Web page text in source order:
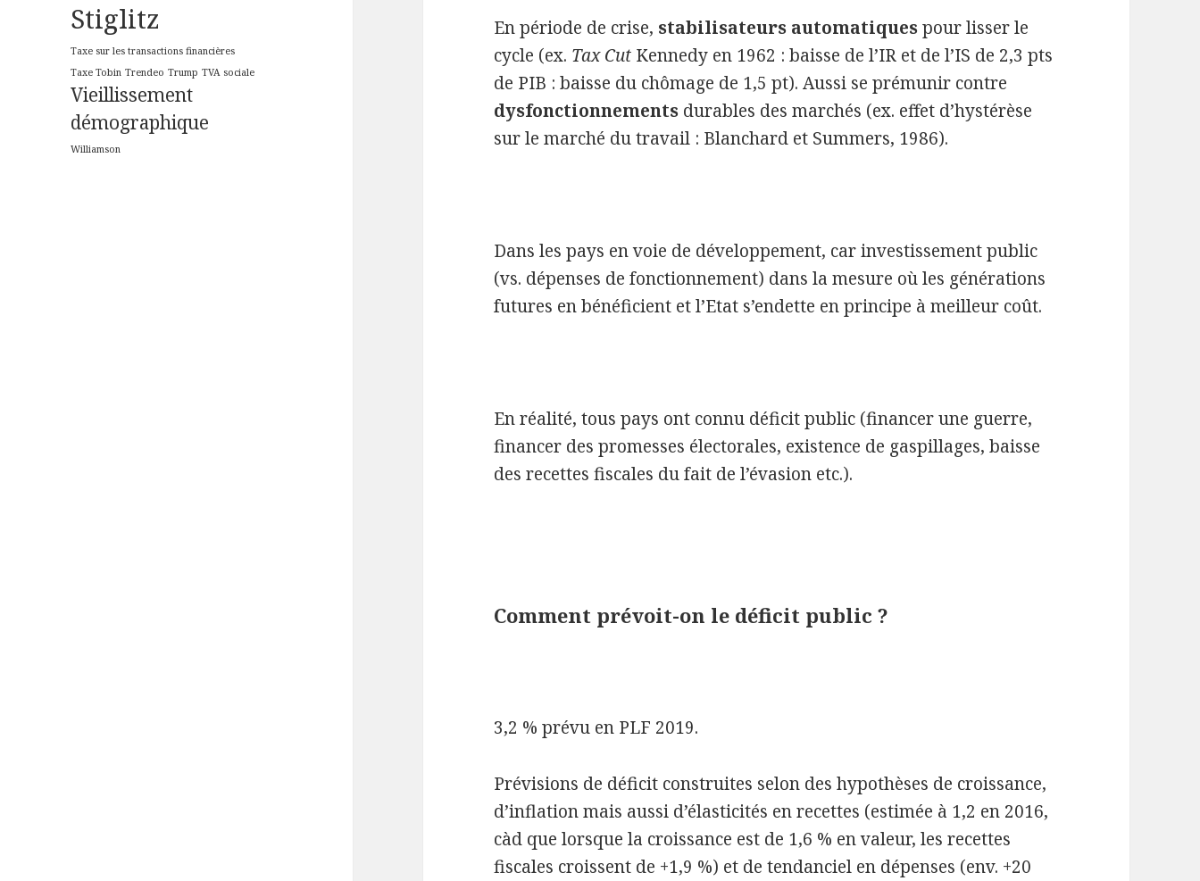
Stiglitz
Taxe sur les transactions financières
Taxe Tobin Trendeo Trump TVA sociale
Vieillissement
démographique
Williamson
En période de crise, stabilisateurs automatiquespour lisser le
cycle (ex. Tax Cut Kennedy en 1962 : baisse de l’IR et de l’IS de 2,3 pts
de PIB : baisse du chômage de 1,5 pt). Aussi se prémunir contre
dysfonctionnements durables des marchés (ex. effet d’hystérèse
sur le marché du travail : Blanchard et Summers, 1986).
Dans les pays en voie de développement, car investissement public
(vs. dépenses de fonctionnement) dans la mesure où les générations
futures en bénéficient et l’Etat s’endette en principe à meilleur coût.
En réalité, tous pays ont connu déficit public (financer une guerre,
financer des promesses électorales, existence de gaspillages, baisse
des recettes fiscales du fait de l’évasion etc.).
Comment prévoit-on le déficit public ?
3,2 % prévu en PLF 2019.
Prévisions de déficit construites selon des hypothèses de croissance,
d’inflation mais aussi d’élasticités en recettes (estimée à 1,2 en 2016,
càd que lorsque la croissance est de 1,6 % en valeur, les recettes
fiscales croissent de +1,9 %) et de tendanciel en dépenses (env. +20